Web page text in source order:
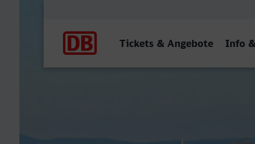
Tickets & Angebote Info